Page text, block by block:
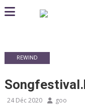
REWIND
24 Déc 2020 goo